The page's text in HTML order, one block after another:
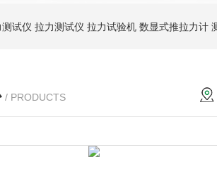
试仪 拉力测试仪 拉力试验机 数显式推拉力计
/ PRODUCTS